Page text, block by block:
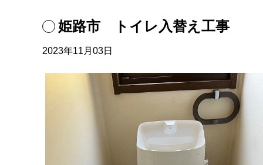
姫路市 トイレ入替え工事
2023年11月03日